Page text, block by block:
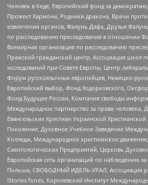
Человек в беде, Европейский фонд за
Прожект Хармони, Родники дракона, Врачи
извлечения органов, Фалунь Дафа, Друзья
по расследованию преследования в отношении
Всемирная организация по расследованию
Пражский гражданский центр, Ассоциация школ
исследований при Совете Европы, Центр
Форум русскоязычных европейцев, Немецко-
Европейский выбор, Фонд Ходорковского,
Фонд Будущее России, Компания свободы
Международное партнерство за права человека,
Евангельских Христиан Украинской
Поколение, Духовное Учебное Заведение
Колледж, Международное христианское
Саентологических Предприятий, Церковь
Европейская сеть организаций по наблюдению
Польша, СВОБОДНЫЙ ИДЕЛЬ-УРАЛ, Ассоциация
IStories fonds, Королевский Институт